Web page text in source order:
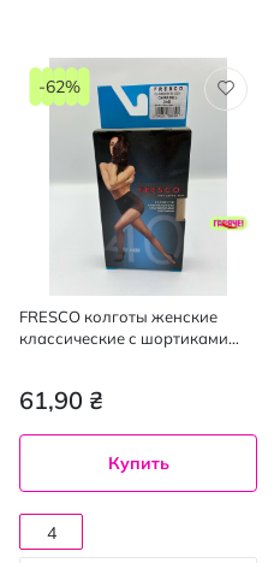
FRESCO колготы женские
классические с шортиками
61,90 ₴
-62%
Купить
4